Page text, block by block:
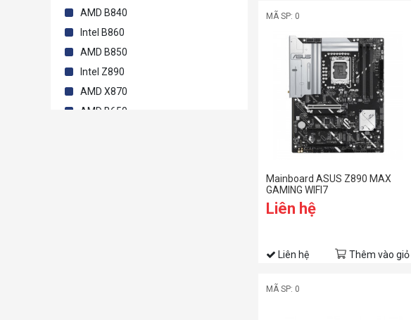
AMD B840
Intel B860
AMD B850
Intel Z890
AMD X870
AMD B650
MÃ SP: 0
Mainboard ASUS Z890 MAX
GAMING WIFI7
Liên hệ
Liên hệ Thêm vào giỏ
MÃ SP: 0